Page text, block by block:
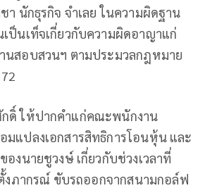
า นักธุรกิจ จำเลย ในความผิดฐาน
ป็นเท็จเกี่ยวกับความผิดอาญาแก่
นสอบสวนฯ ตามประมวลกฎหมาย
ดิ์ ให้ปากคำแก่คณะพนักงาน
แปลงเอกสารสิทธิการโอนหุ้น และ
องนายชูวงษ์ เกี่ยวกับช่วงเวลาที่
งภากรณ์ ขับรถออกจากสนามกอล์ฟ